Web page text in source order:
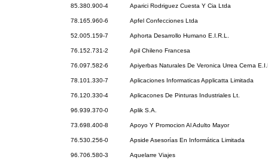
85.380.900-4 Aparici Rodriguez Cuesta Y Cia Ltda
78.165.960-6 Apfel Confecciones Ltda
52.005.159-7 Aphorta Desarrollo Humano E.I.R.L.
76.152.731-2 Apil Chileno Francesa
76.097.582-6 Apiyerbas Naturales De Veronica Urrea Cerna
78.101.330-7 Aplicaciones Informaticas Applicatta Limitada
76.120.330-4 Aplicacones De Pinturas Industriales Lt.
96.939.370-0 Aplik S.A.
73.698.400-8 Apoyo Y Promocion Al Adulto Mayor
76.530.256-0 Apside Asesorías En Informática Limitada
96.706.580-3 Aquelarre Viajes